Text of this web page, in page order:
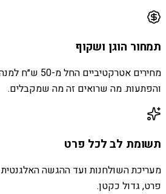
תמחור הוגן ושקוף
מחירים
והפתעות. מה שרואים זה מה שמקבלים.
תשומת לב לכל פרט
מעריכת השולחנות ועד ההגשה
פרט, גדול כקטן.